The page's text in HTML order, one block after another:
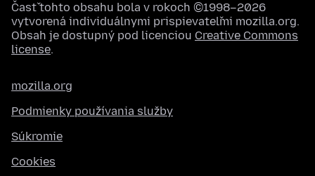
Časť tohto obsahu bola v rokoch ©1998–2026
vytvorená individuálnymi prispievateľmi mozilla.org.
Obsah je dostupný pod licenciou Creative Commons
license.
mozilla.org
Podmienky používania služby
Súkromie
Cookies